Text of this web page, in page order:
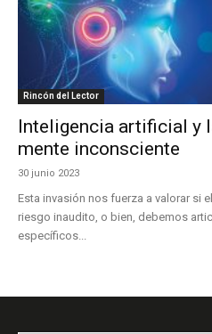
Rincón del Lector
Inteligencia artificial y
mente inconsciente
30 junio 2023
Esta invasión nos fuerza a valorar si
riesgo inaudito, o bien, debemos
específicos...